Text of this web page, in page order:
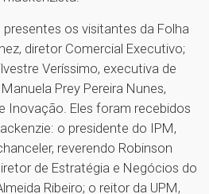
os visitantes da Folha
diretor Comercial Executivo;
Veríssimo, executiva de
Prey Pereira Nunes,
Inovação. Eles foram recebidos
o presidente do IPM,
reverendo Robinson
de Estratégia e Negócios do
Ribeiro; o reitor da UPM,